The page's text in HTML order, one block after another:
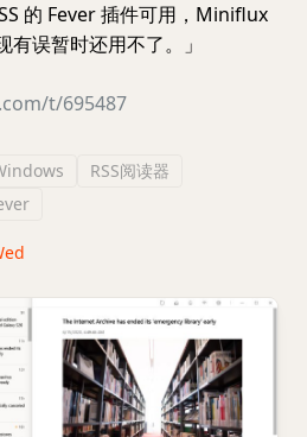
的 Fever 插件可用，Miniflux
有误暂时还用不了。」
t/695487
RSS阅读器